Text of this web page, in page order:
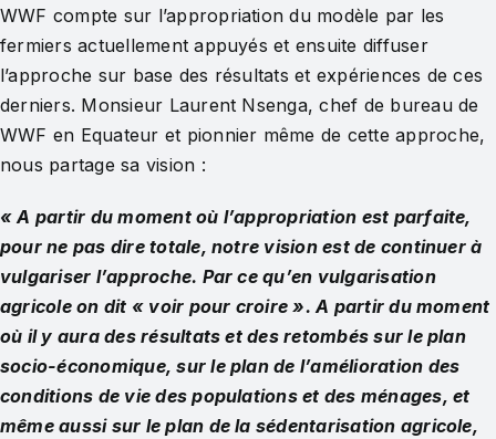
WWF compte sur l’appropriation du modèle par les
fermiers actuellement appuyés et ensuite diffuser
l’approche sur base des résultats et expériences de ces
derniers. Monsieur Laurent Nsenga, chef de bureau de
WWF en Equateur et pionnier même de cette approche,
nous partage sa vision :
« A partir du moment où l’appropriation est parfaite,
pour ne pas dire totale, notre vision est de continuer à
vulgariser l’approche. Par ce qu’en vulgarisation
agricole on dit « voir pour croire ». A partir du moment
où il y aura des résultats et des retombés sur le plan
socio-économique, sur le plan de l’amélioration des
conditions de vie des populations et des ménages, et
même aussi sur le plan de la sédentarisation agricole,